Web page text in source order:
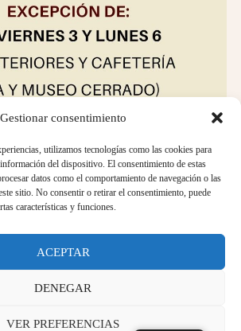
Gestionar consentimiento
utilizamos tecnologías como las cookies para
del dispositivo. El consentimiento de estas
datos como el comportamiento de navegación o las
sitio. No consentir o retirar el consentimiento, puede
características y funciones.
ACEPTAR
DENEGAR
VER PREFERENCIAS